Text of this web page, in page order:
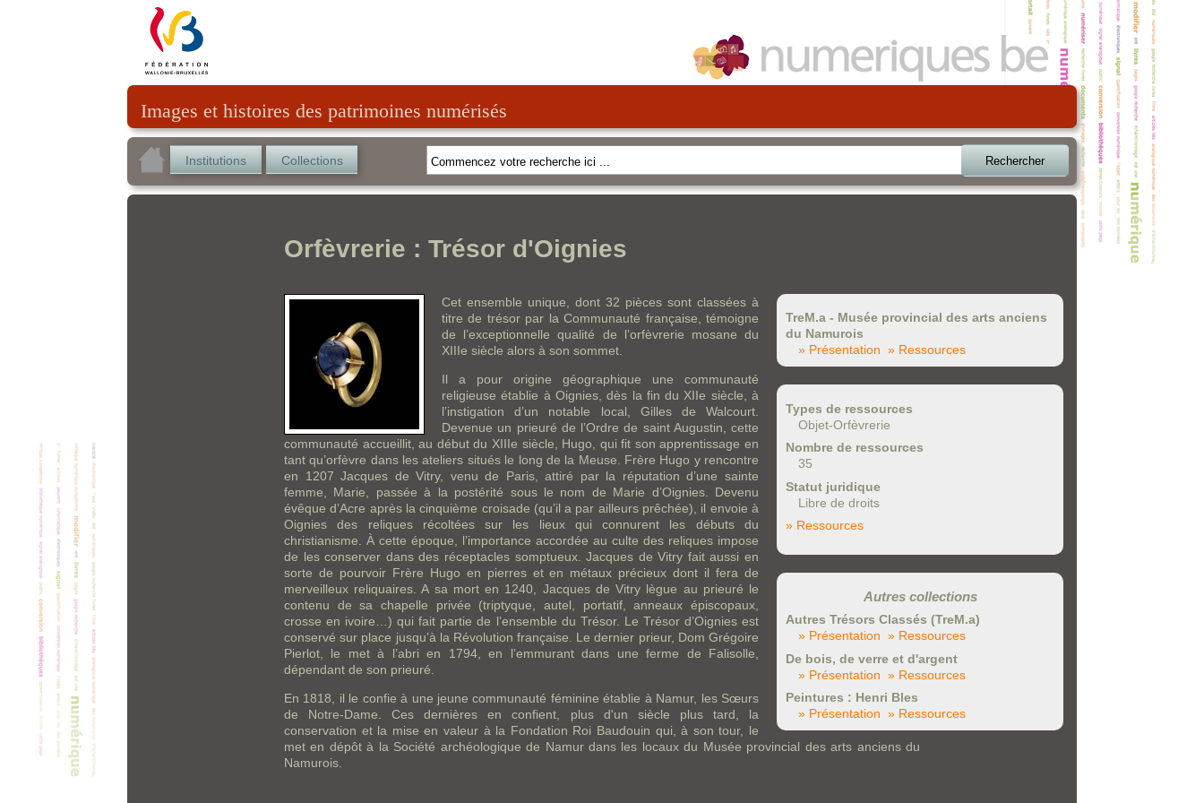
Images et histoires des patrimoines numérisés
Institutions Collections Rechercher
Orfèvrerie : Trésor d'Oignies
TreM.a - Musée provincial des arts anciens
du Namurois
» Présentation » Ressources
Types de ressources
Objet-Orfèvrerie
Nombre de ressources
35
Statut juridique
Libre de droits
» Ressources
Autres collections
Autres Trésors Classés (TreM.a)
» Présentation » Ressources
De bois, de verre et d'argent
» Présentation » Ressources
Peintures : Henri Bles
» Présentation » Ressources
Cet ensemble unique, dont 32 pièces sont classées à
titre de trésor par la Communauté française, témoigne
de l’exceptionnelle qualité de l’orfèvrerie mosane du
XIIIe siècle alors à son sommet.
Il a pour origine géographique une communauté
religieuse établie à Oignies, dès la fin du XIIe siècle, à
l’instigation d’un notable local, Gilles de Walcourt.
Devenue un prieuré de l’Ordre de saint Augustin, cette
communauté accueillit, au début du XIIIe siècle, Hugo, qui fit son apprentissage en
tant qu’orfèvre dans les ateliers situés le long de la Meuse. Frère Hugo y rencontre
en 1207 Jacques de Vitry, venu de Paris, attiré par la réputation d’une sainte
femme, Marie, passée à la postérité sous le nom de Marie d’Oignies. Devenu
évêque d’Acre après la cinquième croisade (qu’il a par ailleurs prêchée), il envoie à
Oignies des reliques récoltées sur les lieux qui connurent les débuts du
christianisme. À cette époque, l’importance accordée au culte des reliques impose
de les conserver dans des réceptacles somptueux. Jacques de Vitry fait aussi en
sorte de pourvoir Frère Hugo en pierres et en métaux précieux dont il fera de
merveilleux reliquaires. A sa mort en 1240, Jacques de Vitry lègue au prieuré le
contenu de sa chapelle privée (triptyque, autel, portatif, anneaux épiscopaux,
crosse en ivoire…) qui fait partie de l’ensemble du Trésor. Le Trésor d’Oignies est
conservé sur place jusqu’à la Révolution française. Le dernier prieur, Dom Grégoire
Pierlot, le met à l’abri en 1794, en l’emmurant dans une ferme de Falisolle,
dépendant de son prieuré.
En 1818, il le confie à une jeune communauté féminine établie à Namur, les Sœurs
de Notre-Dame. Ces dernières en confient, plus d'un siècle plus tard, la
conservation et la mise en valeur à la Fondation Roi Baudouin qui, à son tour, le
met en dépôt à la Société archéologique de Namur dans les locaux du Musée provincial des arts anciens du
Namurois.